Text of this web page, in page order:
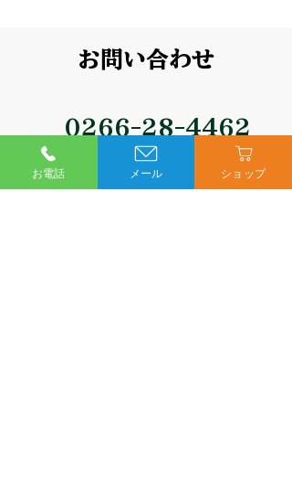
お問い合わせ
0266-28-4462
受付時間10:00～17:00
メールでお問い合わせ
お電話 メール ショップ